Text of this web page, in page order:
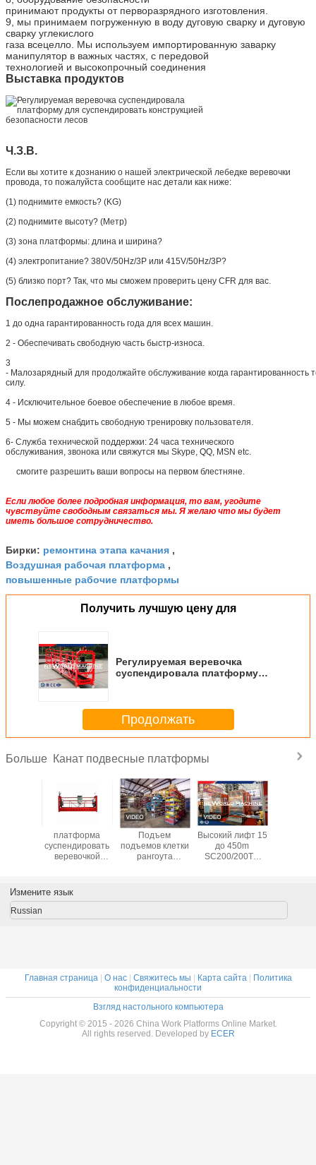
принимают продукты от перворазрядного изготовления.
9, мы принимаем погруженную в воду дуговую сварку и дуговую
сварку углекислого
газа всецелло. Мы используем импортированную заварку
манипулятор в важных частях, с передовой
технологией и высокопрочный соединения
Выставка продуктов
Ч.З.В.
Если вы хотите к дознанию о нашей электрической лебедке веревочки
провода, то пожалуйста сообщите нас детали как ниже:
(1) поднимите емкость? (KG)
(2) поднимите высоту? (Метр)
(3) зона платформы: длина и ширина?
(4) электропитание? 380V/50Hz/3P или 415V/50Hz/3P?
(5) близко порт? Так, что мы сможем проверить цену CFR для вас.
Послепродажное обслуживание:
1 до одна гарантированность года для всех машин.
2 - Обеспечивать свободную часть быстр-износа.
3
- Малозарядный для продолжайте обслуживание когда гарантированность
силу.
4 - Исключительное боевое обеспечение в любое время.
5 - Мы можем снабдить свободную тренировку пользователя.
6- Служба технической поддержки: 24 часа технического
обслуживания, звонока или свяжутся мы Skype, QQ, MSN etc.
смогите разрешить ваши вопросы на первом блестняне.
Если любое более подробная информация, то вам, угодите
чувствуйте свободным связаться мы. Я желаю что мы будет
иметь большое сотрудничество.
Бирки: ремонтина этапа качания ,
Воздушная рабочая платформа ,
повышенные рабочие платформы
Получить лучшую цену для
Регулируемая веревочка
суспендировала платформу
лесов
Продолжать
Больше Канат подвесные платформы
платформа
суспендировать
веревочкой
Подъем
подъемов клетки
рангоута
пассажира, SC
строителя
Высокий лифт 15
до 450m
SC200/200TD
Измените язык
Russian
Главная страница| О нас| Свяжитесь мы Карта сайта|
Политика
конфиденциальности
Взгляд настольного компьютера
Copyright © 2015 - 2026 China Work Platforms Online Market.
All rights reserved. Developed by ECER